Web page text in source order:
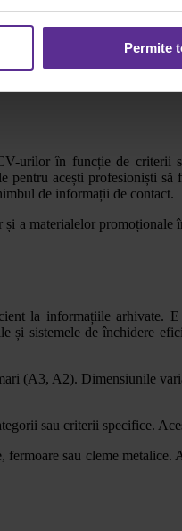
Permite
pentru prezentările
documentelor
pentru a afișa
urilor în funcție de
pentru acești profesioniști
de informații de contact.
a materialelor promoționale
la informațiile arhivate.
sistemele de închidere
(A3, A2). Dimensiunile
sau criterii specifice.
sau cleme metalice.